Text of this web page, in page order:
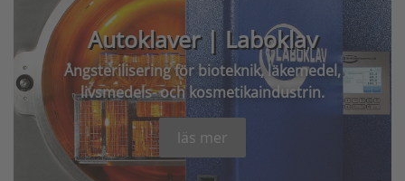
Autoklaver | Laboklav
Ångsterilisering för bioteknik, läkemedel,
livsmedels- och kosmetikaindustrin.
läs mer